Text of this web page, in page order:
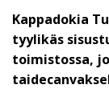
Kappadokia
tyylikäs
toimistossa,